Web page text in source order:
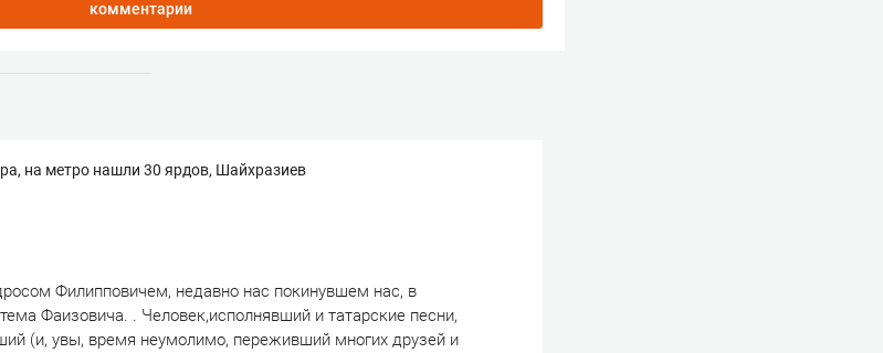
комментарии
на метро нашли 30 ярдов, Шайхразиев
Филипповичем, недавно нас покинувшем нас, в
Фаизовича. . Человек,исполнявший и татарские песни,
(и, увы, время неумолимо, переживший многих друзей и